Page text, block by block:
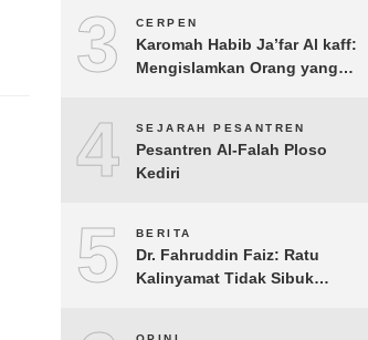
3 CERPEN
Karomah Habib Ja’far Al kaff:
Mengislamkan Orang yang
4 SEJARAH PESANTREN
Pesantren Al-Falah Ploso
Kediri
5 BERITA
Dr. Fahruddin Faiz: Ratu
Kalinyamat Tidak Sibuk